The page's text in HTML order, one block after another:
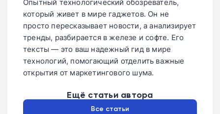
Опытный технологический обозреватель,
который живет в мире гаджетов. Он не
просто пересказывает новости, а анализирует
тренды, разбирается в железе и софте. Его
тексты — это ваш надежный гид в мире
технологий, помогающий отделить важные
открытия от маркетингового шума.
Ещё статьи автора
Все статьи